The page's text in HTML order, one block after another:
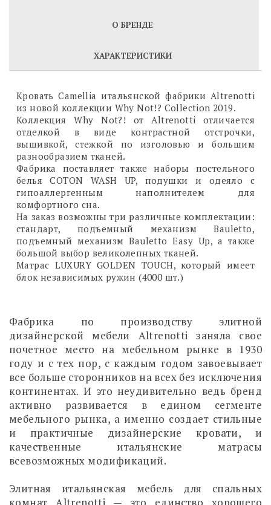
О БРЕНДЕ
ХАРАКТЕРИСТИКИ
Кровать Camellia итальянской фабрики Altrenotti
из новой коллекции Why Not!? Collection 2019.
Коллекция Why Not?! от Altrenotti отличается
отделкой в виде контрастной отстрочки,
вышивкой, стежкой по изголовью и большим
разнообразием тканей.
Фабрика поставляет также наборы постельного
белья COTON WASH UP, подушки и одеяло с
гипоаллергенным наполнителем для
комфортного сна.
На заказ возможны три различные комплектации:
стандарт, подъемный механизм Bauletto,
подъемный механизм Bauletto Easy Up, а также
большой выбор великолепных тканей.
Матрас LUXURY GOLDEN TOUCH, который имеет
блок независимых ружин (4000 шт.)
Фабрика по производству элитной
дизайнерской мебели Altrenotti заняла свое
почетное место на мебельном рынке в 1930
году и с тех пор, с каждым годом завоевывает
все больше сторонников на всех без исключения
континентах. И это неудивительно ведь бренд
активно развивается в едином сегменте
мебельного рынка, а именно создает стильные
и практичные дизайнерские кровати, и
качественные итальянские матрасы
всевозможных модификаций.
Элитная итальянская мебель для спальных